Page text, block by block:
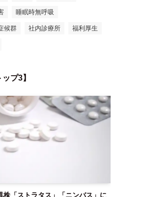
睡眠時無呼吸
候群 社内診療所 福利厚生
プ3】
株「ストラタス」「ニンバス」に